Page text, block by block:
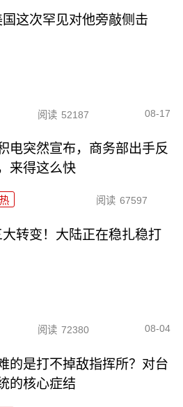
这次罕见对他旁敲侧击
阅读 52187 08-17
电突然宣布，商务部出手反
来得这么快
阅读 67597
转变！大陆正在稳扎稳打
阅读 72380 08-04
的是打不掉敌指挥所？对台
的核心症结